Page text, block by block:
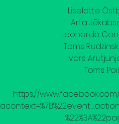
Liselotte
Arta
Leonardo
Toms
Ivars
Toms
https://